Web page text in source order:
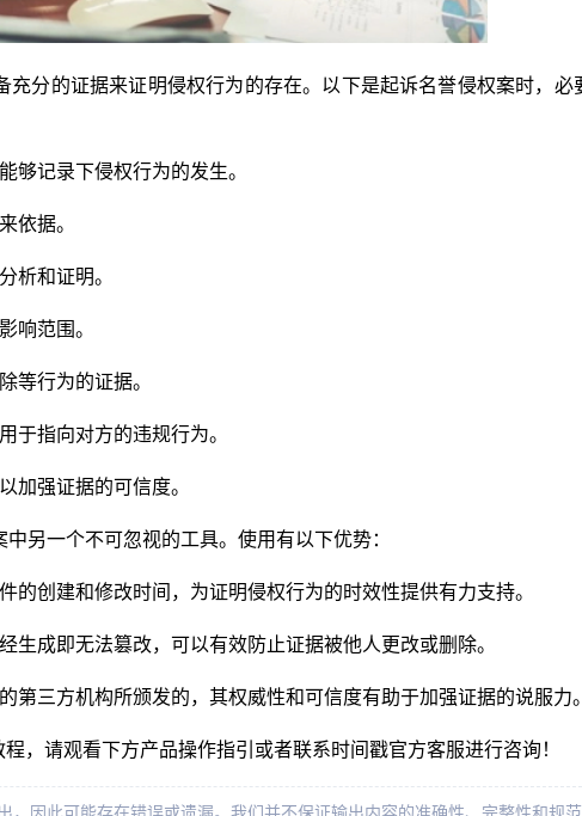
充分的证据来证明侵权行为的存在。以下是起诉名誉侵权案时，必
够记录下侵权行为的发生。
依据。
析和证明。
响范围。
等行为的证据。
于指向对方的违规行为。
加强证据的可信度。
另一个不可忽视的工具。使用有以下优势：
的创建和修改时间，为证明侵权行为的时效性提供有力支持。
生成即无法篡改，可以有效防止证据被他人更改或删除。
第三方机构所颁发的，其权威性和可信度有助于加强证据的说服力。
，请观看下方产品操作指引或者联系时间戳官方客服进行咨询！